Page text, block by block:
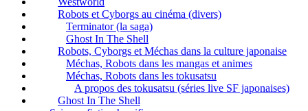
Robots et Cyborgs au cinéma (divers)
Terminator (la saga)
Ghost In The Shell
Robots, Cyborgs et Méchas dans la culture japonaise
Méchas, Robots dans les mangas et animes
Méchas, Robots dans les tokusatsu
A propos des tokusatsu (séries live SF japonaises)
Ghost In The Shell